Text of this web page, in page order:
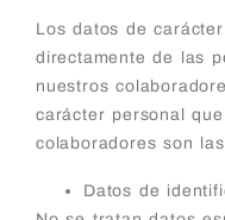
Los datos de
directamente de las
nuestros
carácter personal
colaboradores son
Datos de